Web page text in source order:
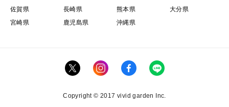
佐賀県
長崎県 熊本県
大分県
宮崎県
鹿児島県 沖縄県
Copyright © 2017 vivid garden Inc.